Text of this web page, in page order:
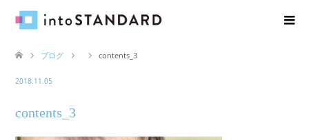
ブログ contents_3
2018.11.05
contents_3